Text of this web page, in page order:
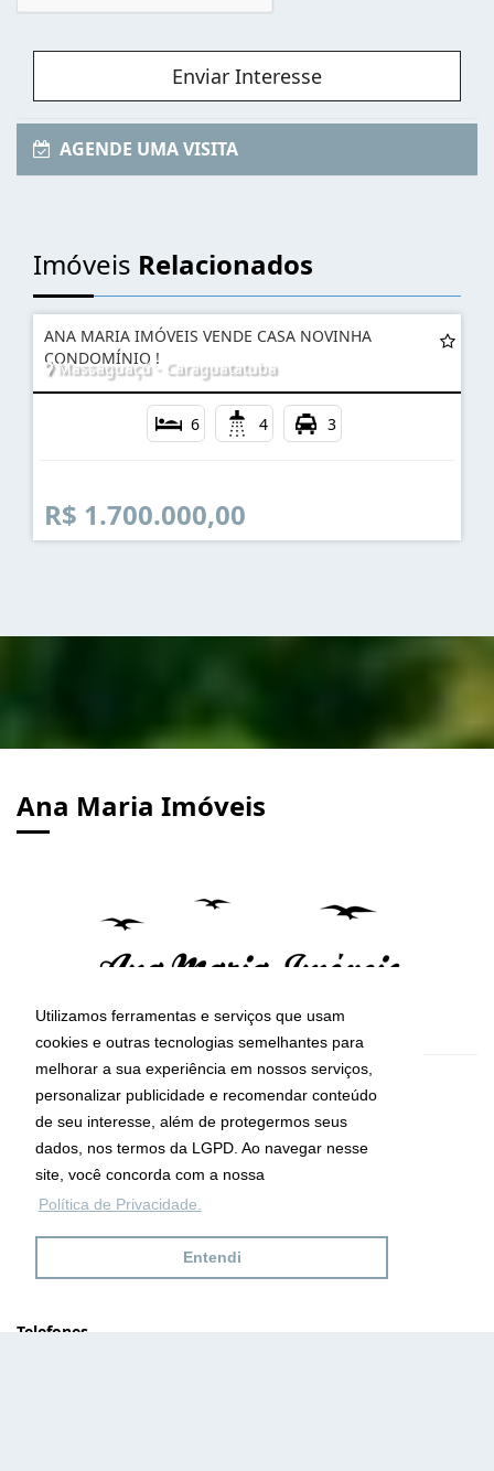
Utilizamos ferramentas e serviços que usam
cookies e outras tecnologias semelhantes para
melhorar a sua experiência em nossos serviços,
personalizar publicidade e recomendar conteúdo
de seu interesse, além de protegermos seus
dados, nos termos da LGPD. Ao navegar nesse
site, você concorda com a nossa
Política de Privacidade.
Entendi
Enviar Interesse
AGENDE UMA VISITA
Imóveis Relacionados
ANA MARIA IMÓVEIS VENDE CASA NOVINHA
CONDOMÍNIO !
Massaguaçú - Caraguatatuba
6 4 3
R$ 1.700.000,00
Ana Maria Imóveis
CRECI: 29755-J
Informações de Contato
Ana Maria Imóveis
Av. Maria de Lourdes da Silva Kfouri, Nº7
CEP: 11667-000
Telefones